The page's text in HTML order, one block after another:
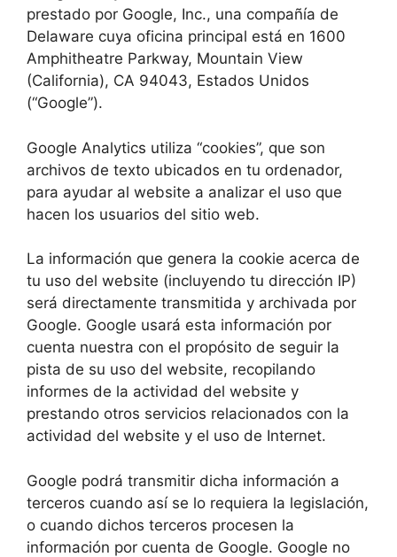
prestado por Google, Inc., una compañía de
Delaware cuya oficina principal está en 1600
Amphitheatre Parkway, Mountain View
(California), CA 94043, Estados Unidos
(“Google”).
Google Analytics utiliza “cookies”, que son
archivos de texto ubicados en tu ordenador,
para ayudar al website a analizar el uso que
hacen los usuarios del sitio web.
La información que genera la cookie acerca de
tu uso del website (incluyendo tu dirección IP)
será directamente transmitida y archivada por
Google. Google usará esta información por
cuenta nuestra con el propósito de seguir la
pista de su uso del website, recopilando
informes de la actividad del website y
prestando otros servicios relacionados con la
actividad del website y el uso de Internet.
Google podrá transmitir dicha información a
terceros cuando así se lo requiera la legislación,
o cuando dichos terceros procesen la
información por cuenta de Google. Google no